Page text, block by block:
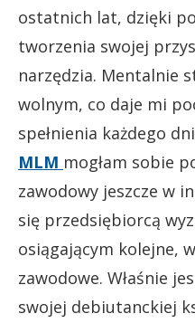
ostatnich lat, dzięki
tworzenia swojej
narzędzia. Mentalnie
wolnym, co daje mi
spełnienia każdego
MLM mogłam sobie
zawodowy jeszcze w
się przedsiębiorcą
osiągającym kolejne,
zawodowe. Właśnie
swojej debiutanckiej